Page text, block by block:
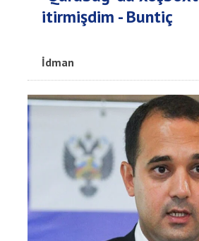
itirmişdim - Buntiç
İdman